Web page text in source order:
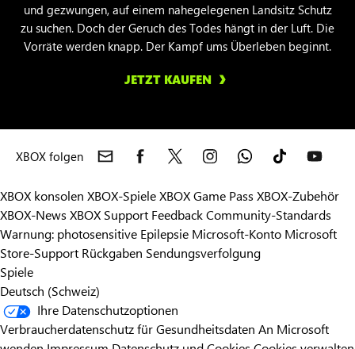
und gezwungen, auf einem nahegelegenen Landsitz Schutz
zu suchen. Doch der Geruch des Todes hängt in der Luft. Die
Vorräte werden knapp. Der Kampf ums Überleben beginnt.
JETZT KAUFEN
XBOX folgen
XBOX konsolen XBOX-SpieleXBOX Game Pass XBOX-Zubehör
XBOX-News XBOX Support FeedbackCommunity-Standards
Warnung: photosensitive Epilepsie Microsoft-Konto Microsoft
Store-Support Rückgaben Sendungsverfolgung
Spiele
Deutsch (Schweiz)
Ihre Datenschutzoptionen
Verbraucherdatenschutz für Gesundheitsdaten An Microsoft